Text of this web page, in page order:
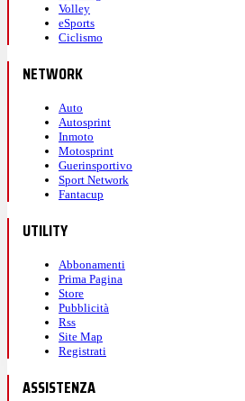
Volley
eSports
Ciclismo
NETWORK
Auto
Autosprint
Inmoto
Motosprint
Guerinsportivo
Sport Network
Fantacup
UTILITY
Abbonamenti
Prima Pagina
Store
Pubblicità
Rss
Site Map
Registrati
ASSISTENZA